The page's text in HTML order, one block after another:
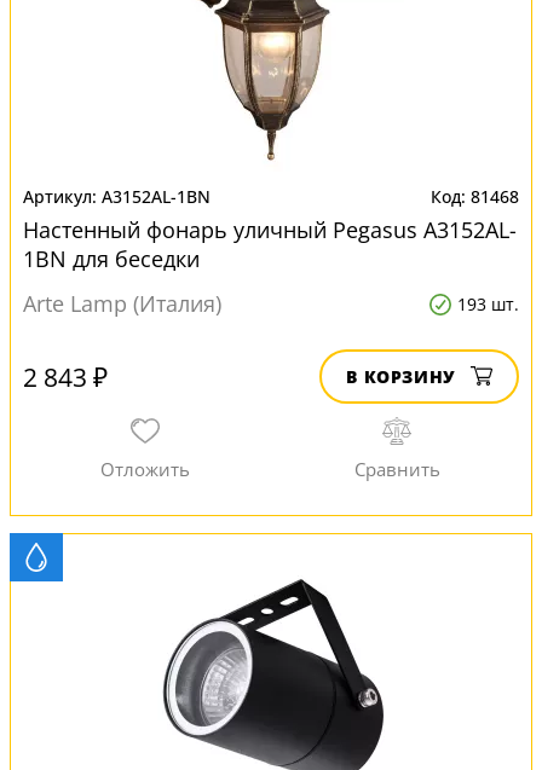
A3152AL-1BN 81468
Настенный фонарь уличный Pegasus A3152AL-
1BN для беседки
Arte Lamp (Италия)
193 шт.
2 843 ₽ В КОРЗИНУ